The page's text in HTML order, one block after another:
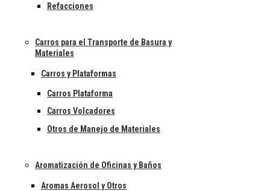
Refacciones
Carros para el Transporte de Basura y
Materiales
Carros y Plataformas
Carros Plataforma
Carros Volcadores
Otros de Manejo de Materiales
Aromatización de Oficinas y Baños
Aromas Aerosol y Otros